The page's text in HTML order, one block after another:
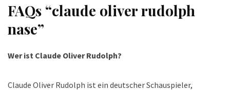
FAQs “claude oliver rudolph
nase”
Wer ist Claude Oliver Rudolph?
Claude Oliver Rudolph ist ein deutscher Schauspieler,